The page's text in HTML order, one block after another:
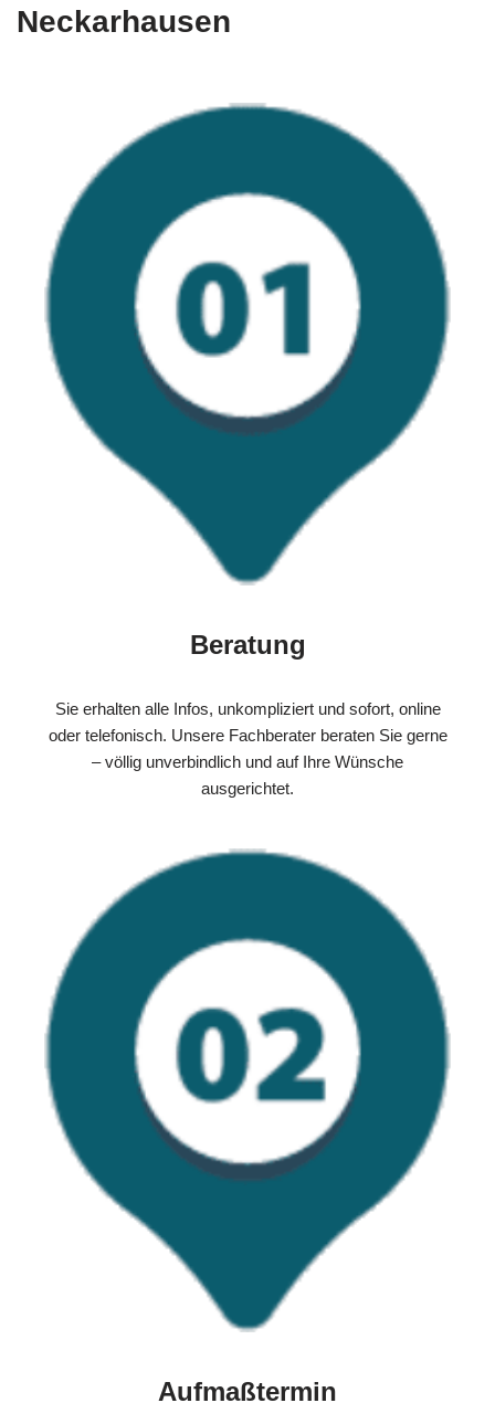
Neckarhausen
Beratung
Sie erhalten alle Infos, unkompliziert und sofort, online
oder telefonisch. Unsere Fachberater beraten Sie gerne
– völlig unverbindlich und auf Ihre Wünsche
ausgerichtet.
Aufmaßtermin